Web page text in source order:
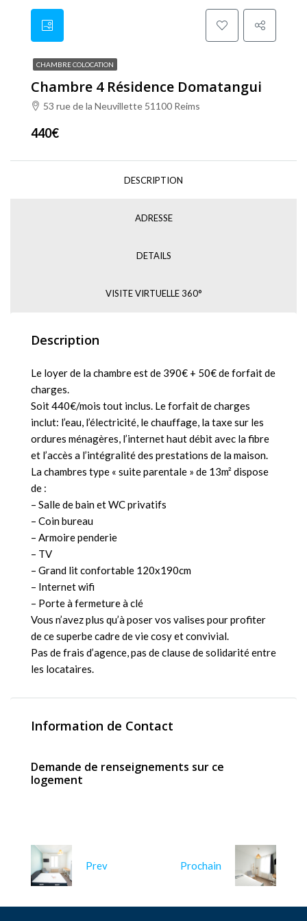
CHAMBRE COLOCATION
Chambre 4 Résidence Domatangui
53 rue de la Neuvillette 51100 Reims
440€
DESCRIPTION
ADRESSE
DETAILS
VISITE VIRTUELLE 360°
Description
Le loyer de la chambre est de 390€ + 50€ de forfait de
charges.
Soit 440€/mois tout inclus. Le forfait de charges
inclut: l’eau, l’électricité, le chauffage, la taxe sur les
ordures ménagères, l’internet haut débit avec la fibre
et l’accès a l’intégralité des prestations de la maison.
La chambres type « suite parentale » de 13m² dispose
de :
– Salle de bain et WC privatifs
– Coin bureau
– Armoire penderie
– TV
– Grand lit confortable 120x190cm
– Internet wifi
– Porte à fermeture à clé
Vous n’avez plus qu’à poser vos valises pour profiter
de ce superbe cadre de vie cosy et convivial.
Pas de frais d’agence, pas de clause de solidarité entre
les locataires.
Information de Contact
Demande de renseignements sur ce
logement
Prev Prochain